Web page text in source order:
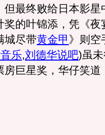
最终败给日本影星
的叶锦添，凭《夜
城尽带黄金甲 》则空
乐,刘德华说吧)虽
巨星奖，华仔笑道